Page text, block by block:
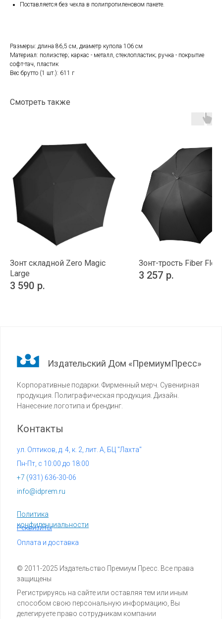
Поставляется без чехла в полипропиленовом пакете.
Размеры: длина 86,5 см, диаметр купола 106 см
Материал: полиэстер; каркас - металл, стеклопластик; ручка - покрытие
софт-тач, пластик
Вес брутто (1 шт.): 611 г
Смотреть также
Зонт складной Zero Magic
Large
3 590 р.
Зонт-трость Fiber Flex
3 257 р.
© 2011-2025 Издательство Премиум Пресс. Все права
защищены
Издательский Дом «ПремиумПресс»
Корпоративные подарки. Фирменный мерч. Сувенирная
продукция. Полиграфическая продукция. Дизайн.
Нанесение логотипа и брендинг.
Регистрируясь на сайте или оставляя тем или иным
способом свою персональную информацию, Вы
делегируете право сотрудникам компании
info@idprem.ru
Контакты
Политика
конфиденциальности
+7 (931) 636-30-06
Реквизиты
ул. Оптиков, д. 4, к. 2, лит. А, БЦ "Лахта"
Оплата и доставка
Пн-Пт, с 10:00 до 18:00